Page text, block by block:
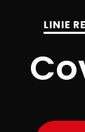
LINIE